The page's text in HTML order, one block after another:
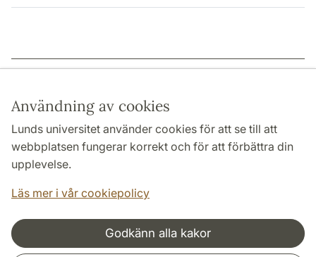
Användning av cookies
Lunds universitet använder cookies för att se till att
webbplatsen fungerar korrekt och för att förbättra din
upplevelse.
Läs mer i vår cookiepolicy
Godkänn alla kakor
HUMANISTISKA OCH TEOLOGISKA FAKULTETERNA
INSTITUTIONER
Samarbeten och nätverk